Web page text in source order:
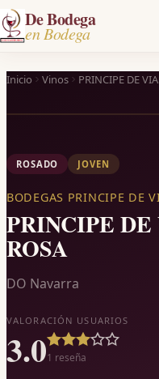
De Bodega
en Bodega
Inicio Vinos PRINCIPE DE
ROSADO JOVEN
BODEGAS PRINCIPE DE
PRINCIPE
ROSA
DO Navarra
VALORACIÓN USUARIOS
3.01 reseña